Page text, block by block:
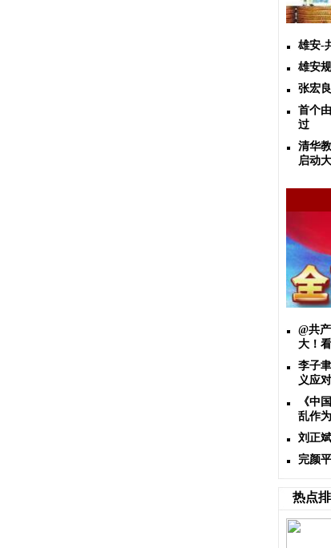
雄安-
雄安
张宏
首个
过
清华
启动
@共
大！
李子
义应对
《中
乱作为
刘正
完颜
热点